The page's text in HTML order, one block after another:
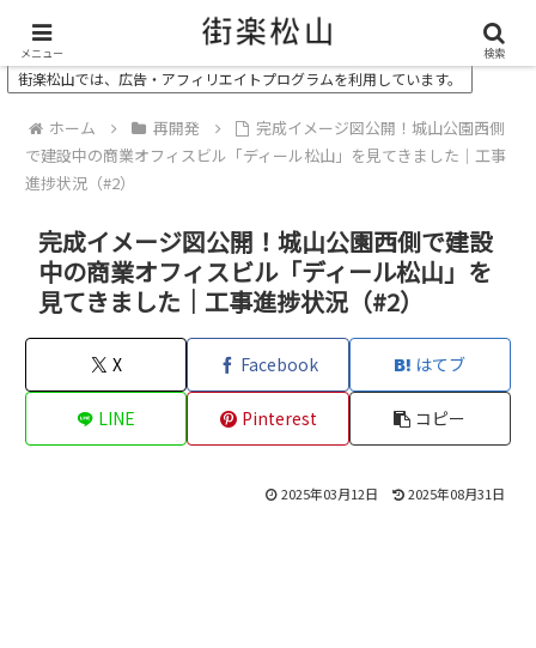
＼ 松山の街を“オモシロク”する地域情報メディア ／
街楽松山では、広告・アフィリエイトプログラムを利用しています。
ホーム 再開発
完成イメージ図公開！城山公園西側
で建設中の商業オフィスビル「ディール松山」を見てきました｜工事
進捗状況（#2）
完成イメージ図公開！城山公園西側で建設
中の商業オフィスビル「ディール松山」を
見てきました｜工事進捗状況（#2）
X Facebook はてブ
LINE Pinterest コピー
2025年03月12日 2025年08月31日
メニュー 検索